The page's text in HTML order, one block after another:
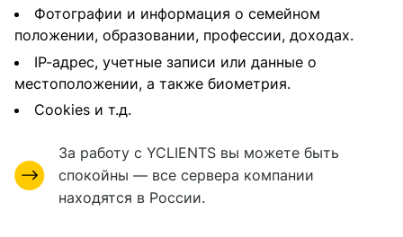
Фотографии и информация о семейном
положении, образовании, профессии, доходах.
IP-адрес, учетные записи или данные о
местоположении, а также биометрия.
Cookies и т.д.
За работу с YCLIENTS вы можете быть
спокойны — все сервера компании
находятся в России.